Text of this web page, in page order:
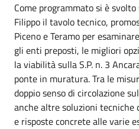
Come programmato si è
Filippo il tavolo tecnico,
Piceno e Teramo per
gli enti preposti, le migliori
la viabilità sulla S.P. n. 3
ponte in muratura. Tra le
doppio senso di circolazione
anche altre soluzioni tecniche
e risposte concrete alle varie